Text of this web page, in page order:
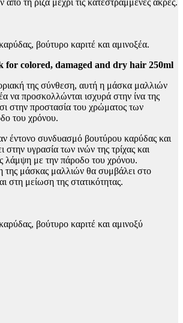
βούτυρο καριτέ και αμινοξέα.
for colored, damaged and dry hair 250ml
της σύνθεση, αυτή η μάσκα μαλλιών
να προσκολλώνται ισχυρά στην ίνα της
στην προστασία του χρώματος των
του χρόνου.
έντονο συνδυασμό βουτύρου καρύδας και
στην υγρασία των ινών της τρίχας και
λάμψη με την πάροδο του χρόνου.
της μάσκας μαλλιών θα συμβάλει στο
στη μείωση της στατικότητας.
βούτυρο καριτέ και αμινοξύ